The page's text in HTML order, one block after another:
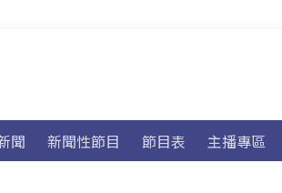
聞 新聞性節目 節目表 主播專區